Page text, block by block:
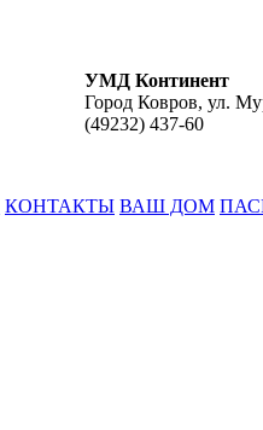
УМД Континент
Город Ковров, ул.
(49232) 437-60
КОНТАКТЫ ВАШ ДОМ